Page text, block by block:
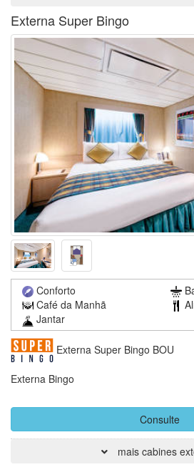
Externa Super Bingo
Conforto
Café da Manhã
Jantar
Externa Super Bingo BOU
Externa Bingo
Consulte
mais cabines